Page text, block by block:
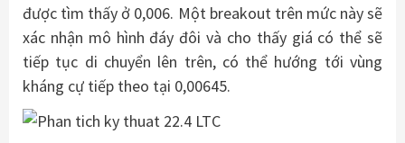
được tìm thấy ở 0,006. Một breakout trên mức này sẽ
xác nhận mô hình đáy đôi và cho thấy giá có thể sẽ
tiếp tục di chuyển lên trên, có thể hướng tới vùng
kháng cự tiếp theo tại 0,00645.